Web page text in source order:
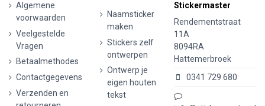
Algemene
voorwaarden
Veelgestelde
Vragen
Betaalmethodes
Contactgegevens
Verzenden en
Naamsticker
maken
Stickers zelf
ontwerpen
Ontwerp je
eigen houten
tekst
Stickermaster
Rendementstraat
11A
8094RA
Hattemerbroek
0341 729 680